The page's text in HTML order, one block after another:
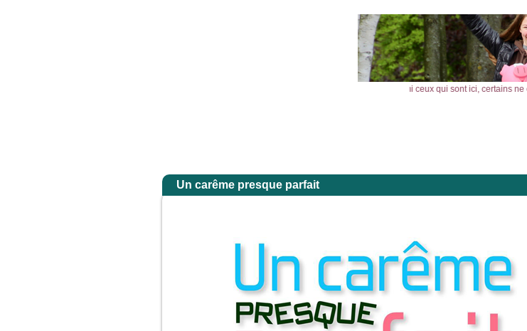
la gloire de son Père ; alors il rendra à chacun selon sa conduite. Amen, je vous le dis : parmi ceux qui sont ici, certains
Un carême presque parfait